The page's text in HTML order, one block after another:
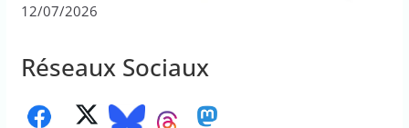
12/07/2026
Réseaux Sociaux